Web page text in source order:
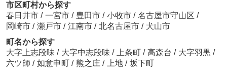
市区町村から探す
春日井市 / 一宮市 / 豊田市 / 小牧市 / 名古屋市守山区 /
岡崎市 / 瀬戸市 / 江南市 / 北名古屋市 / 犬山市
町名から探す
大字上志段味 / 大字中志段味 / 上条町 / 高森台 / 大字羽黒 /
六ツ師 / 如意申町 / 熊之庄 / 上地 / 坂下町